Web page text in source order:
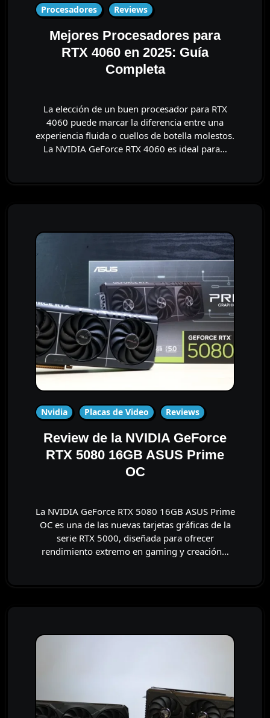
Procesadores Reviews
Mejores Procesadores para
RTX 4060 en 2025: Guía
Completa
La elección de un buen procesador para RTX
4060 puede marcar la diferencia entre una
experiencia fluida o cuellos de botella molestos.
La NVIDIA GeForce RTX 4060 es ideal para…
Nvidia Placas de Video Reviews
Review de la NVIDIA GeForce
RTX 5080 16GB ASUS Prime
OC
La NVIDIA GeForce RTX 5080 16GB ASUS Prime
OC es una de las nuevas tarjetas gráficas de la
serie RTX 5000, diseñada para ofrecer
rendimiento extremo en gaming y creación…